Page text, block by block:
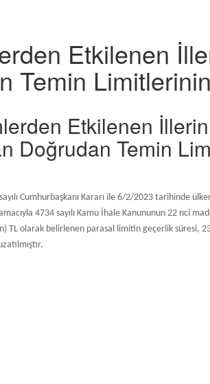
Etkilenen
Temin
Etkilenen
Doğrudan Temin
Cumhurbaşkanı Kararı ile 6/2/2023 tarihinde
4734 sayılı Kamu İhale Kanununun 22 nci
TL olarak belirlenen parasal limitin geçerlik süresi,